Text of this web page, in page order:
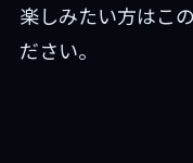
楽しみたい方はこ
ださい。